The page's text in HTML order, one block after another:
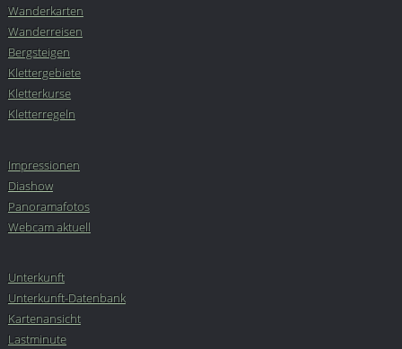
Wanderkarten
Wanderreisen
Bergsteigen
Klettergebiete
Kletterkurse
Kletterregeln
Impressionen
Diashow
Panoramafotos
Webcam aktuell
Unterkunft
Unterkunft-Datenbank
Kartenansicht
Lastminute